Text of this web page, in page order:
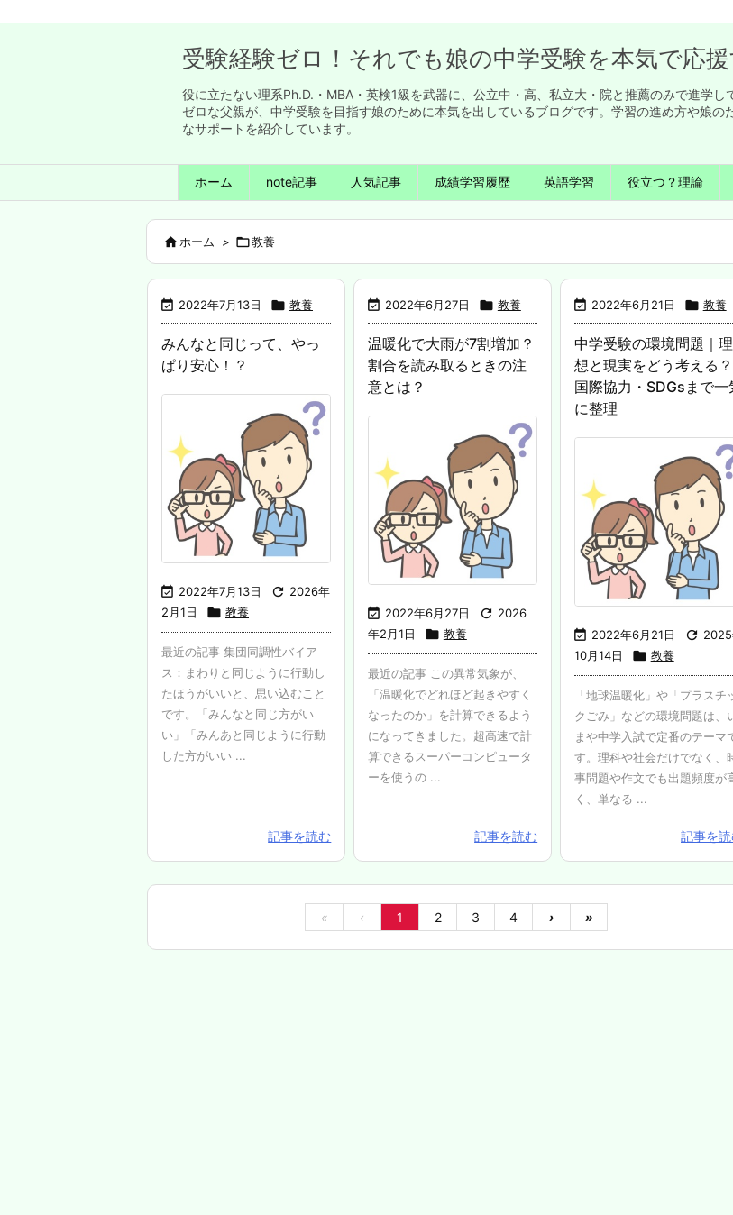
受験経験ゼロ！それでも娘の中学受験を本気で応
役に立たない理系Ph.D.・MBA・英検1級を武器に、公立中・高、私立大・院と推薦のみで進学
ゼロな父親が、中学受験を目指す娘のために本気を出しているブログです。学習の進め方や娘
なサポートを紹介しています。
ホーム note記事 人気記事 成績学習履歴 英語学習 役立つ？理論
ホーム > 教養
 2022年7月13日  教養
みんなと同じって、やっ
ぱり安心！？
 2022年7月13日  2026年
2月1日
 教養
最近の記事 集団同調性バイア
ス：まわりと同じように行動し
たほうがいいと、思い込むこと
です。「みんなと同じ方がい
い」「みんあと同じように行動
した方がいい ...
記事を読む
 2022年6月27日  教養
温暖化で大雨が7割増加？
割合を読み取るときの注
意とは？
 2022年6月27日  2026
年2月1日
 教養
最近の記事 この異常気象が、
「温暖化でどれほど起きやすく
なったのか」を計算できるよう
になってきました。超高速で計
算できるスーパーコンピュータ
ーを使うの ...
記事を読む
 2022年6月21日  教養
中学受験の環境問題｜理
想と現実をどう考える？
国際協力・SDGsまで一
に整理
 2022年6月21日 
10月14日
 教養
「地球温暖化」や「プラスチ
クごみ」などの環境問題は、
まや中学入試で定番のテーマ
す。理科や社会だけでなく、
事問題や作文でも出題頻度が
く、単なる ...
記事を読
« ‹ 1 2 3 4 › »